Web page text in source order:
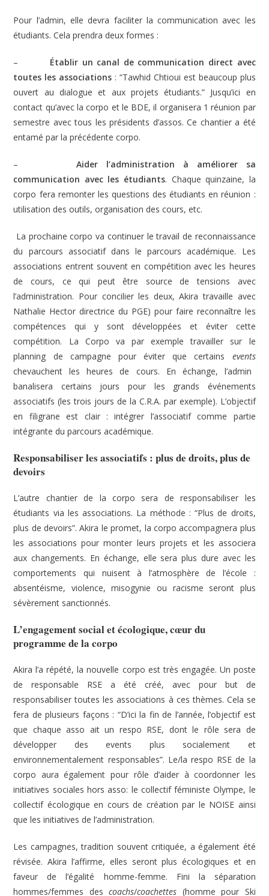
Pour l’admin, elle devra faciliter la communication avec les
étudiants. Cela prendra deux formes :
–
Établir un canal de communication direct avec
toutes les associations : “Tawhid Chtioui est beaucoup plus
ouvert au dialogue et aux projets étudiants.” Jusqu’ici en
contact qu’avec la corpo et le BDE, il organisera 1 réunion par
semestre avec tous les présidents d’assos. Ce chantier a été
entamé par la précédente corpo.
–
Aider l’administration à améliorer sa
communication avec les étudiants. Chaque quinzaine, la
corpo fera remonter les questions des étudiants en réunion :
utilisation des outils, organisation des cours, etc.
La prochaine corpo va continuer le travail de reconnaissance
du parcours associatif dans le parcours académique. Les
associations entrent souvent en compétition avec les heures
de cours, ce qui peut être source de tensions avec
l’administration. Pour concilier les deux, Akira travaille avec
Nathalie Hector directrice du PGE) pour faire reconnaître les
compétences qui y sont développées et éviter cette
compétition. La Corpo va par exemple travailler sur le
planning de campagne pour éviter que certains events
chevauchent les heures de cours. En échange, l’admin
banalisera certains jours pour les grands événements
associatifs (les trois jours de la C.R.A. par exemple). L’objectif
en filigrane est clair : intégrer l’associatif comme partie
intégrante du parcours académique.
Responsabiliser les associatifs : plus de droits, plus de
devoirs
L’autre chantier de la corpo sera de responsabiliser les
étudiants via les associations. La méthode : “Plus de droits,
plus de devoirs”. Akira le promet, la corpo accompagnera plus
les associations pour monter leurs projets et les associera
aux changements. En échange, elle sera plus dure avec les
comportements qui nuisent à l’atmosphère de l’école :
absentéisme, violence, misogynie ou racisme seront plus
sévèrement sanctionnés.
L’engagement social et écologique, cœur du
programme de la corpo
Akira l’a répété, la nouvelle corpo est très engagée. Un poste
de responsable RSE a été créé, avec pour but de
responsabiliser toutes les associations à ces thèmes. Cela se
fera de plusieurs façons : “D’ici la fin de l’année, l’objectif est
que chaque asso ait un respo RSE, dont le rôle sera de
développer des events plus socialement et
environnementalement responsables”. Le/la respo RSE de la
corpo aura également pour rôle d’aider à coordonner les
initiatives sociales hors asso: le collectif féministe Olympe, le
collectif écologique en cours de création par le NOISE ainsi
que les initiatives de l’administration.
Les campagnes, tradition souvent critiquée, a également été
révisée. Akira l’affirme, elles seront plus écologiques et en
faveur de l’égalité homme-femme. Fini la séparation
hommes/femmes descoachs/coachettes (homme pour Ski